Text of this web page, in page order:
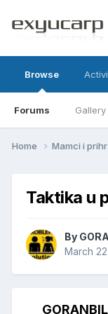
Browse
Forums Gallery
Home Mamci i
Taktika u
By
March